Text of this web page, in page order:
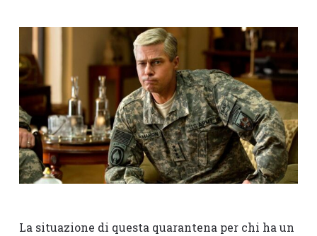
La situazione di questa quarantena per chi ha un